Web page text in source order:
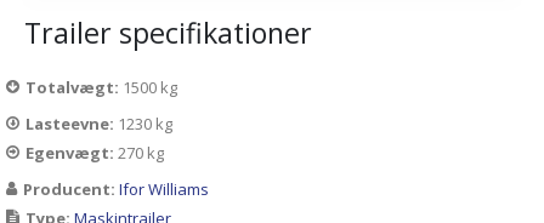
Trailer specifikationer
Totalvægt: 1500 kg
Lasteevne: 1230 kg
Egenvægt: 270 kg
Producent: Ifor Williams
Type: Maskintrailer